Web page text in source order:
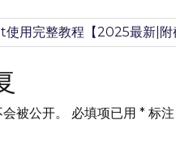
用完整教程【2025最新|附
被公开。 必填项已用 * 标注